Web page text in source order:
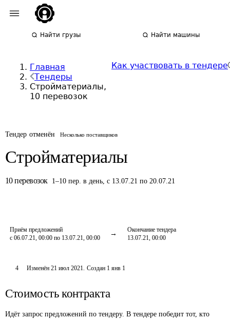
Найти грузы Найти машины
Главная
Тендеры
Стройматериалы,
10 перевозок
Как участвовать в тендере
Тендер отменён Несколько поставщиков
Стройматериалы
10 перевозок 1–10 пер. в день, с 13.07.21 по 20.07.21
Приём предложений
с 06.07.21, 00:00 по 13.07.21, 00:00
Окончание тендера
13.07.21, 00:00
4 Изменён 21 июл 2021. Создан 1 янв 1
Стоимость контракта
Идёт запрос предложений по тендеру. В тендере победит тот, кто